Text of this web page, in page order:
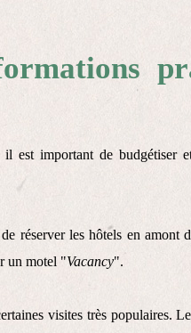
il est important de budgétiser
réserver les hôtels en amont
un motel "Vacancy".
visites très populaires.